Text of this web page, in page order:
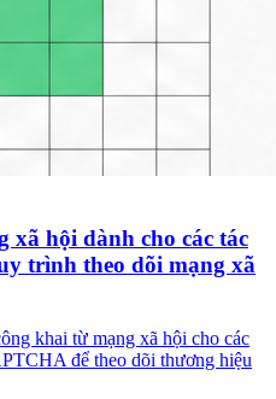
xã hội dành cho các tác
trình theo dõi mạng xã
khai từ mạng xã hội cho các
để theo dõi thương hiệu